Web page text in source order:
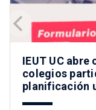
IEUT UC
colegios
planificación